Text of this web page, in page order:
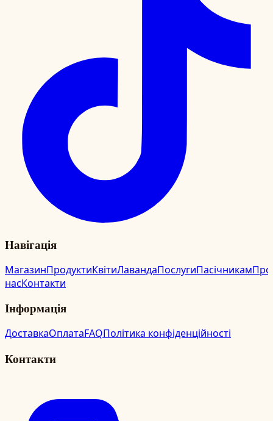
Навігація
МагазинПродуктиКвітиЛавандаПослугиПасічникамПро
насКонтакти
Інформація
ДоставкаОплатаFAQПолітика конфіденційності
Контакти